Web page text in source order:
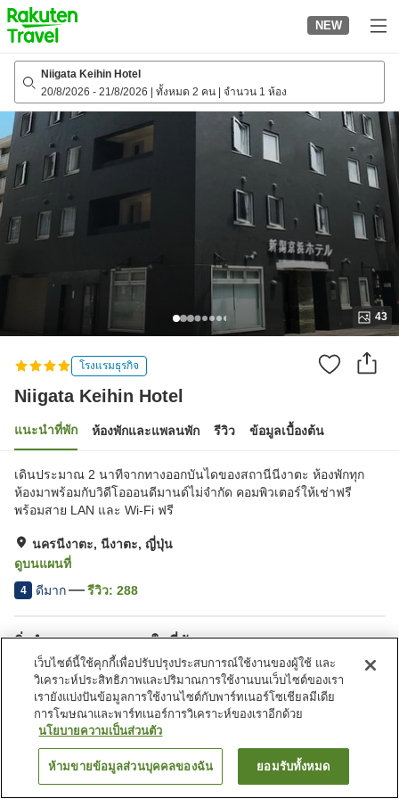
to
top
page
NEW
Niigata Keihin Hotel
20/8/2026 - 21/8/2026 ทั้งหมด 2 คน จำนวน 1 ห้อง
43
โรงแรมธุรกิจ
Niigata Keihin Hotel
แนะนำที่พัก ห้องพักและแพลนพัก รีวิว ข้อมูลเบื้องต้น
เดินประมาณ 2 นาทีจากทางออกบันไดของสถานีนีงาตะ ห้องพักทุก
ห้องมาพร้อมกับวิดีโอออนดีมานด์ไม่จำกัด คอมพิวเตอร์ให้เช่าฟรี
พร้อมสาย LAN และ Wi-Fi ฟรี
นครนีงาตะ, นีงาตะ, ญี่ปุ่น
ดูบนแผนที่
4 ดีมาก รีวิว: 288
สิ่งอำนวยความสะดวกในที่พัก
ที่จอดรถ
สปา/บิวตี้ซาลอน
ร้านอาหาร
ตู้จำหน่ายอัตโนมัติ
หน้าแรก ญี่ปุ่น นีงาตะ
ค้นหาห้องพัก
เว็บไซต์นี้ใช้คุกกี้เพื่อปรับปรุงประสบการณ์ใช้งานของผู้ใช้ และ
วิเคราะห์ประสิทธิภาพและปริมาณการใช้งานบนเว็บไซต์ของเรา
เรายังแบ่งปันข้อมูลการใช้งานไซต์กับพาร์ทเนอร์โซเชียลมีเดีย
การโฆษณาและพาร์ทเนอร์การวิเคราะห์ของเราอีกด้วย
นโยบายความเป็นส่วนตัว
ห้ามขายข้อมูลส่วนบุคคลของฉัน ยอมรับทั้งหมด